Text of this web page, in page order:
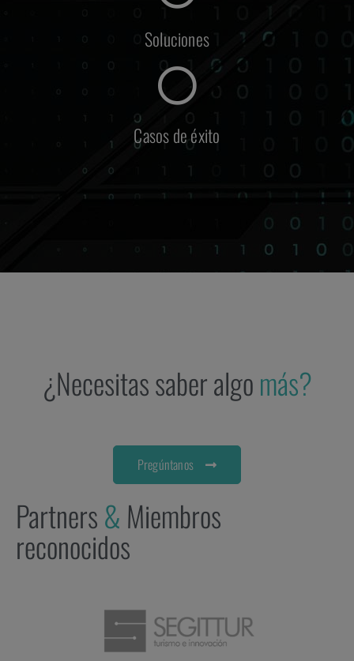
Soluciones
Casos de éxito
¿Necesitas saber algomás?
Pregúntanos
Partners& Miembros
reconocidos